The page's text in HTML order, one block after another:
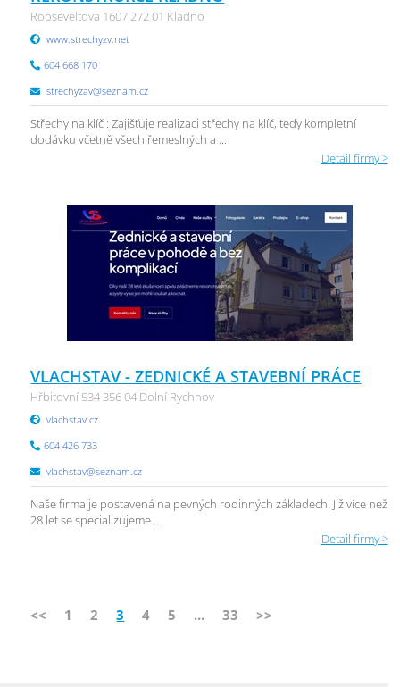
Rooseveltova 1607 272 01 Kladno
www.strechyzv.net
604 668 170
strechyzav@seznam.cz
Střechy na klíč : Zajišťuje realizaci střechy na klíč, tedy kompletní
dodávku včetně všech řemeslných a ...
Detail firmy >
VLACHSTAV - ZEDNICKÉ A STAVEBNÍ PRÁCE
Hřbitovní 534 356 04 Dolní Rychnov
vlachstav.cz
604 426 733
vlachstav@seznam.cz
Naše firma je postavená na pevných rodinných základech. Již více než
28 let se specializujeme ...
Detail firmy >
<< 1 2 3 4 5 ... 33 >>